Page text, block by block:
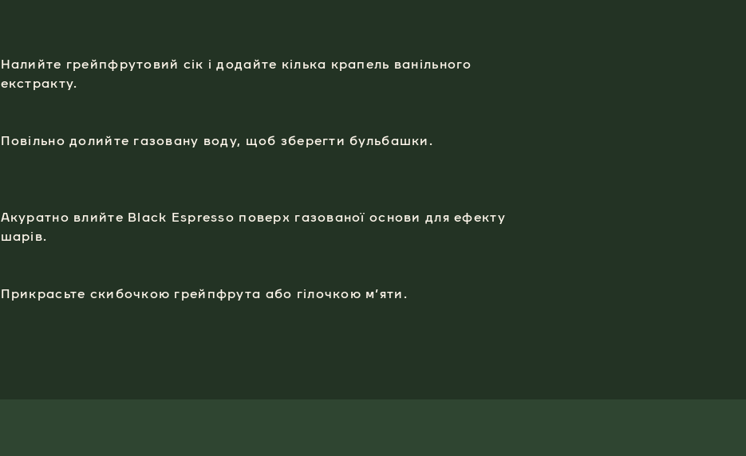
Налийте грейпфрутовий сік і додайте кілька крапель ванільного
екстракту.
Повільно долийте газовану воду, щоб зберегти бульбашки.
Акуратно влийте Black Espresso поверх газованої основи для ефекту
шарів.
Прикрасьте скибочкою грейпфрута або гілочкою м’яти.